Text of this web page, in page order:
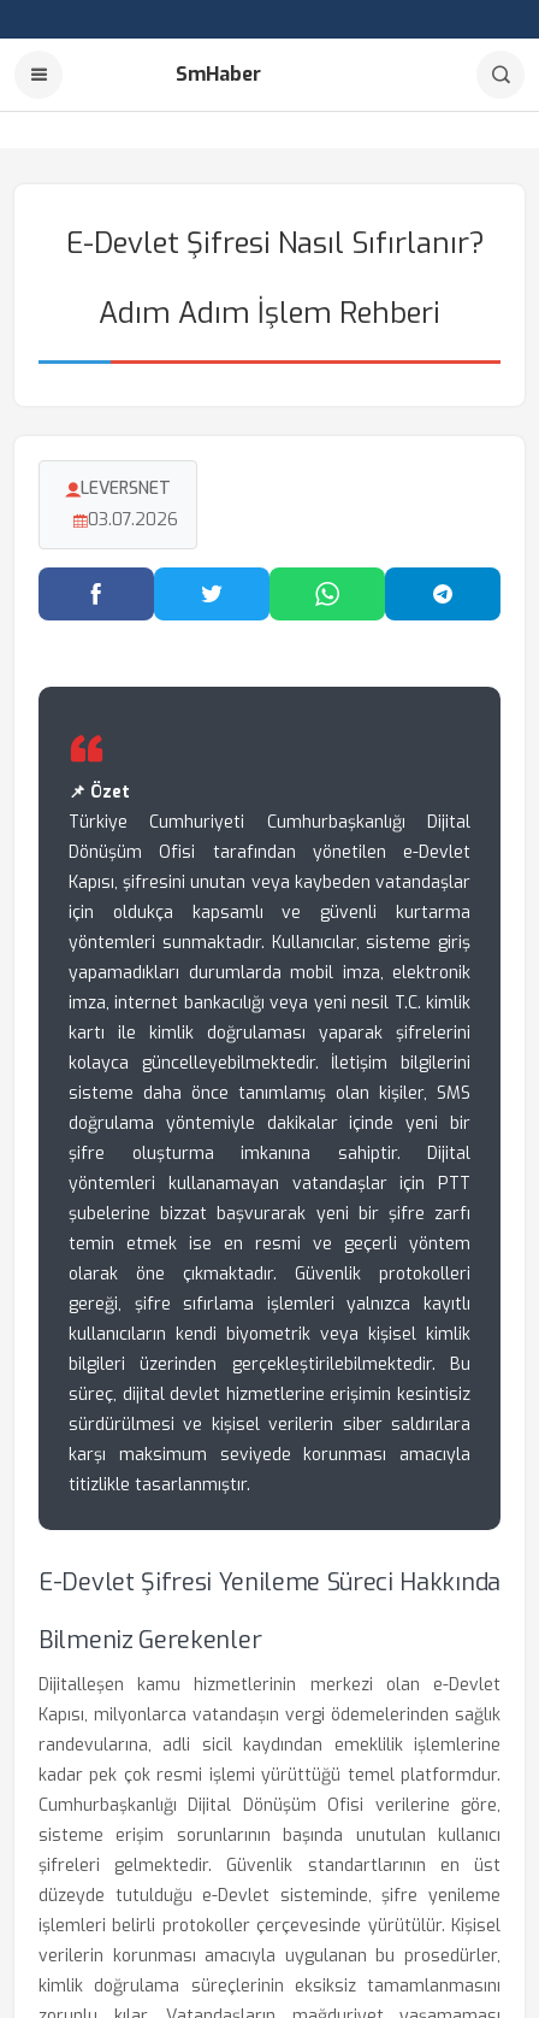
SmHaber
E-Devlet Şifresi Nasıl Sıfırlanır?
Adım Adım İşlem Rehberi
LEVERSNET
03.07.2026
Facebook'ta PaylaşTwitter'da PaylaşWhatsApp'ta Paylaş
📌 Özet
Türkiye Cumhuriyeti Cumhurbaşkanlığı Dijital
Dönüşüm Ofisi tarafından yönetilen e-Devlet
Kapısı, şifresini unutan veya kaybeden vatandaşlar
için oldukça kapsamlı ve güvenli kurtarma
yöntemleri sunmaktadır. Kullanıcılar, sisteme giriş
yapamadıkları durumlarda mobil imza, elektronik
imza, internet bankacılığı veya yeni nesil T.C. kimlik
kartı ile kimlik doğrulaması yaparak şifrelerini
kolayca güncelleyebilmektedir. İletişim bilgilerini
sisteme daha önce tanımlamış olan kişiler, SMS
doğrulama yöntemiyle dakikalar içinde yeni bir
şifre oluşturma imkanına sahiptir. Dijital
yöntemleri kullanamayan vatandaşlar için PTT
şubelerine bizzat başvurarak yeni bir şifre zarfı
temin etmek ise en resmi ve geçerli yöntem
olarak öne çıkmaktadır. Güvenlik protokolleri
gereği, şifre sıfırlama işlemleri yalnızca kayıtlı
kullanıcıların kendi biyometrik veya kişisel kimlik
bilgileri üzerinden gerçekleştirilebilmektedir. Bu
süreç, dijital devlet hizmetlerine erişimin kesintisiz
sürdürülmesi ve kişisel verilerin siber saldırılara
karşı maksimum seviyede korunması amacıyla
titizlikle tasarlanmıştır.
E-Devlet Şifresi Yenileme Süreci Hakkında
Bilmeniz Gerekenler
Dijitalleşen kamu hizmetlerinin merkezi olan e-Devlet
Kapısı, milyonlarca vatandaşın vergi ödemelerinden sağlık
randevularına, adli sicil kaydından emeklilik işlemlerine
kadar pek çok resmi işlemi yürüttüğü temel platformdur.
Cumhurbaşkanlığı Dijital Dönüşüm Ofisi verilerine göre,
sisteme erişim sorunlarının başında unutulan kullanıcı
şifreleri gelmektedir. Güvenlik standartlarının en üst
düzeyde tutulduğu e-Devlet sisteminde, şifre yenileme
işlemleri belirli protokoller çerçevesinde yürütülür. Kişisel
verilerin korunması amacıyla uygulanan bu prosedürler,
kimlik doğrulama süreçlerinin eksiksiz tamamlanmasını